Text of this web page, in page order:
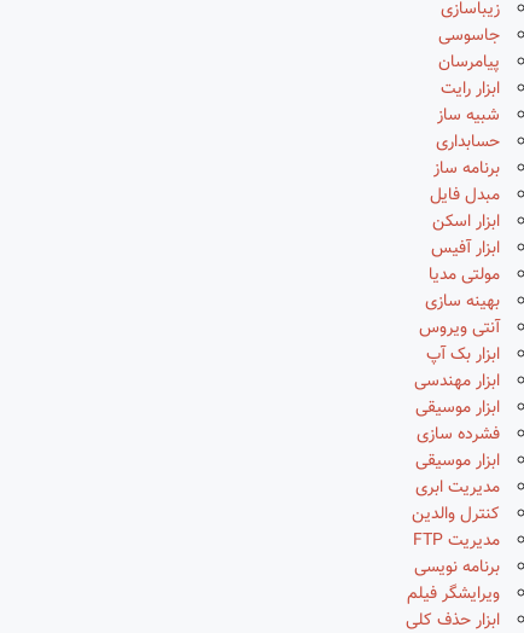
زیباسازی
جاسوسی
پیامرسان
ابزار رایت
شبیه ساز
حسابداری
برنامه ساز
مبدل فایل
ابزار اسکن
ابزار آفیس
مولتی مدیا
بهینه سازی
آنتی ویروس
ابزار بک آپ
ابزار مهندسی
ابزار موسیقی
فشرده سازی
ابزار موسیقی
مدیریت ابری
کنترل والدین
مدیریت FTP
برنامه نویسی
ویرایشگر فیلم
ابزار حذف کلی